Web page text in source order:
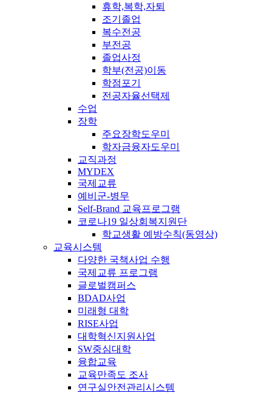
휴학,복학,자퇴
조기졸업
복수전공
부전공
졸업사정
학부(전공)이동
학점포기
전공자율선택제
수업
장학
주요장학도우미
학자금융자도우미
교직과정
MYDEX
국제교류
예비군-병무
Self-Brand 교육프로그램
코로나19 일상회복지원단
학교생활 예방수칙(동영상)
교육시스템
다양한 국책사업 수행
국제교류 프로그램
글로벌캠퍼스
BDAD사업
미래형 대학
RISE사업
대학혁신지원사업
SW중심대학
융합교육
교육만족도 조사
연구실안전관리시스템